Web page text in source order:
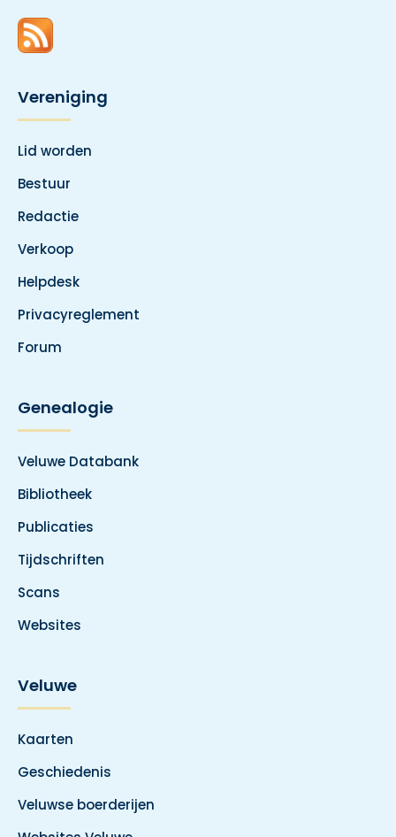
Vereniging
Lid worden
Bestuur
Redactie
Verkoop
Helpdesk
Privacyreglement
Forum
Genealogie
Veluwe Databank
Bibliotheek
Publicaties
Tijdschriften
Scans
Websites
Veluwe
Kaarten
Geschiedenis
Veluwse boerderijen